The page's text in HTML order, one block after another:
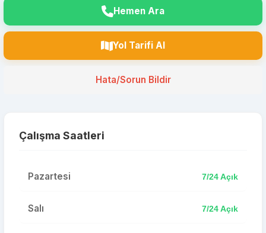
Hemen Ara
Yol Tarifi Al
Hata/Sorun Bildir
Çalışma Saatleri
Pazartesi 7/24 Açık
Salı 7/24 Açık